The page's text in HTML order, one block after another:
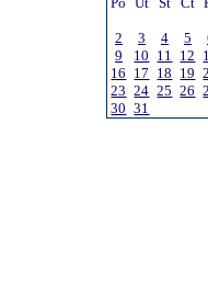
2 3 4 5
9
10 11 12
16 17 18 19
23 24 25 26
30 31